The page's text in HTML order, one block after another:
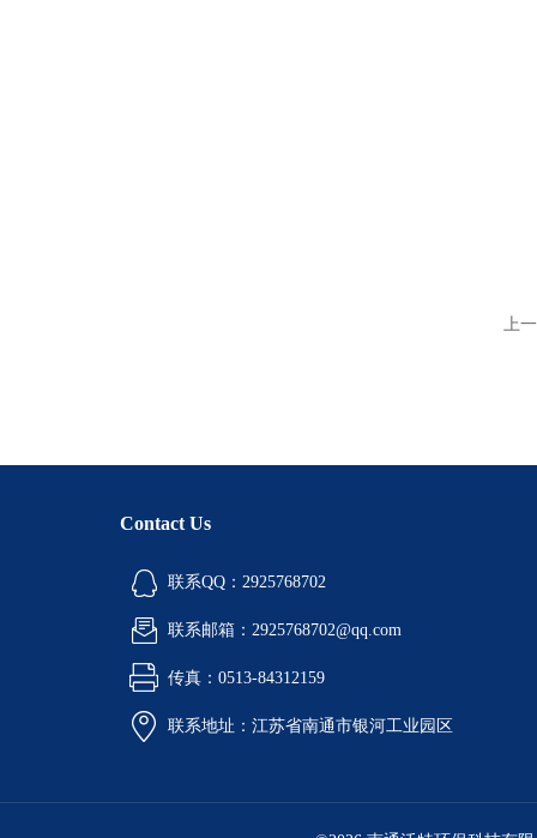
上
Contact Us
联系QQ：2925768702
联系邮箱：2925768702@qq.com
传真：0513-84312159
联系地址：江苏省南通市银河工业园区